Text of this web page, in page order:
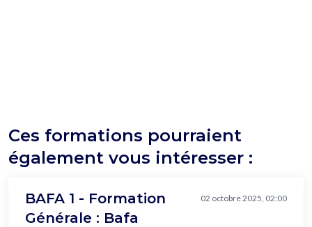
Ces formations pourraient
également vous intéresser :
BAFA 1 - Formation
Générale : Bafa
02 octobre 2025, 02:00